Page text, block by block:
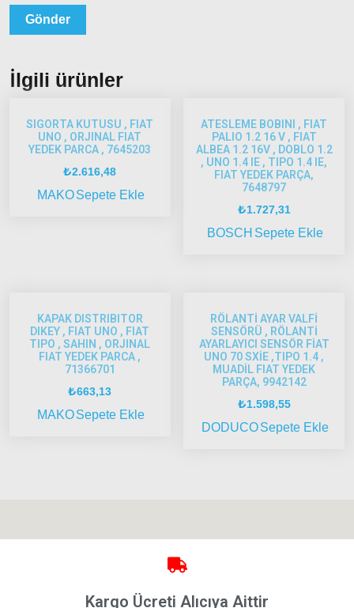
1997-
2002
Albea
2005
Albea
Model
ve Üstü
Brava
1996-
2003
Bravo
2014
Linea
İlgili ürünler
SIGORTA KUTUSU , FIAT
UNO , ORJINAL FIAT
YEDEK PARCA , 7645203
₺2.616,48
MAKOSepete Ekle
ATESLEME BOBINI , FIAT
PALIO 1.2 16 V , FIAT
ALBEA 1.2 16V , DOBLO 1.2
, UNO 1.4 IE , TIPO 1.4 IE,
FIAT YEDEK PARÇA,
7648797
₺1.727,31
BOSCH Sepete Ekle
KAPAK DISTRIBITOR
DIKEY , FIAT UNO , FIAT
TIPO , SAHIN , ORJINAL
FIAT YEDEK PARCA ,
71366701
₺663,13
MAKOSepete Ekle
RÖLANTİ AYAR VALFİ
SENSÖRÜ , RÖLANTİ
AYARLAYICI SENSÖR FİAT
UNO 70 SXİE ,TIPO 1.4 ,
MUADİL FIAT YEDEK
PARÇA, 9942142
₺1.598,55
DODUCOSepete Ekle
Kargo Ücreti Alıcıya Aittir